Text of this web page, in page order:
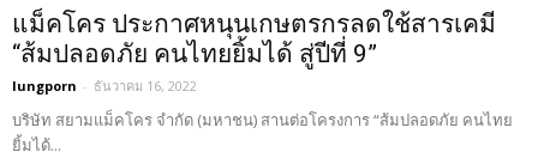
แม็คโคร ประกาศหนุนเกษตรกรลดใช้สารเคมี
“ส้มปลอดภัย คนไทยยิ้มได้ สู่ปีที่ 9”
lungporn - ธันวาคม 16, 2022
บริษัท สยามแม็คโคร จำกัด (มหาชน) สานต่อโครงการ “ส้มปลอดภัย คนไทย
ยิ้มได้...